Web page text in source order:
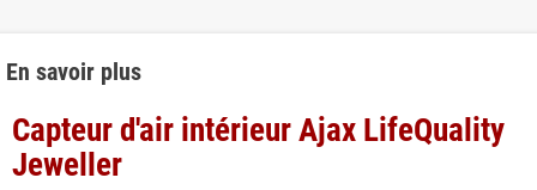
En savoir plus
Capteur d'air intérieur Ajax LifeQuality
Jeweller